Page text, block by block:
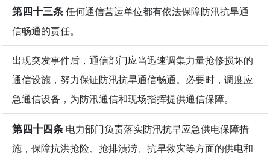
第四十三条任何通信营运单位都有依法保障防汛抗旱通
信畅通的责任。
出现突发事件后，通信部门应当迅速调集力量抢修损坏的
通信设施，努力保证防汛抗旱通信畅通。必要时，调度应
急通信设备，为防汛通信和现场指挥提供通信保障。
第四十四条 电力部门负责落实防汛抗旱应急供电保障措
施，保障抗洪抢险、抢排渍涝、抗旱救灾等方面的供电和